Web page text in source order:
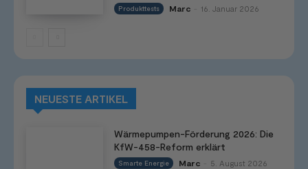
Produkttests Marc 16. Januar 2026
NEUESTE ARTIKEL
Wärmepumpen-Förderung 2026: Die
KfW-458-Reform erklärt
Smarte Energie Marc 5. August 2026